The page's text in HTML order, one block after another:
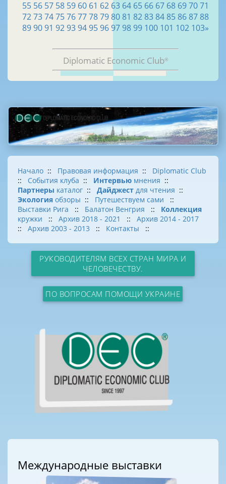
55 56 57 58 59 60 61 62 63 64 65 66 67 68 697071
727374757677787980 81 82 83 84 85 86 87 88
899091 929394959697 98 99 100 101 102 103»
Diplomatic Economic Club®
Начало :: Правовая информация :: Diplomatic Club
:: События клуба :: Интервью мнения ::
Партнеры каталог :: Дайджест для чтения ::
Экология обзоры :: Путешествуем сами
::
Выставки Рига
:: Балатон Венгрия :: Коллекция
кружки
:: Архив 2018 - 2021 :: Архив 2014 - 2017
:: Архив 2003 - 2013 :: Контакты ::
РУКОВОДИТЕЛЯМ ВСЕХ СТРАН МИРА И
ЧЕЛОВЕЧЕСТВУ.
ПО ВОПРОСАМ ПОМОЩИ УКРАИНЕ
Международные выставки